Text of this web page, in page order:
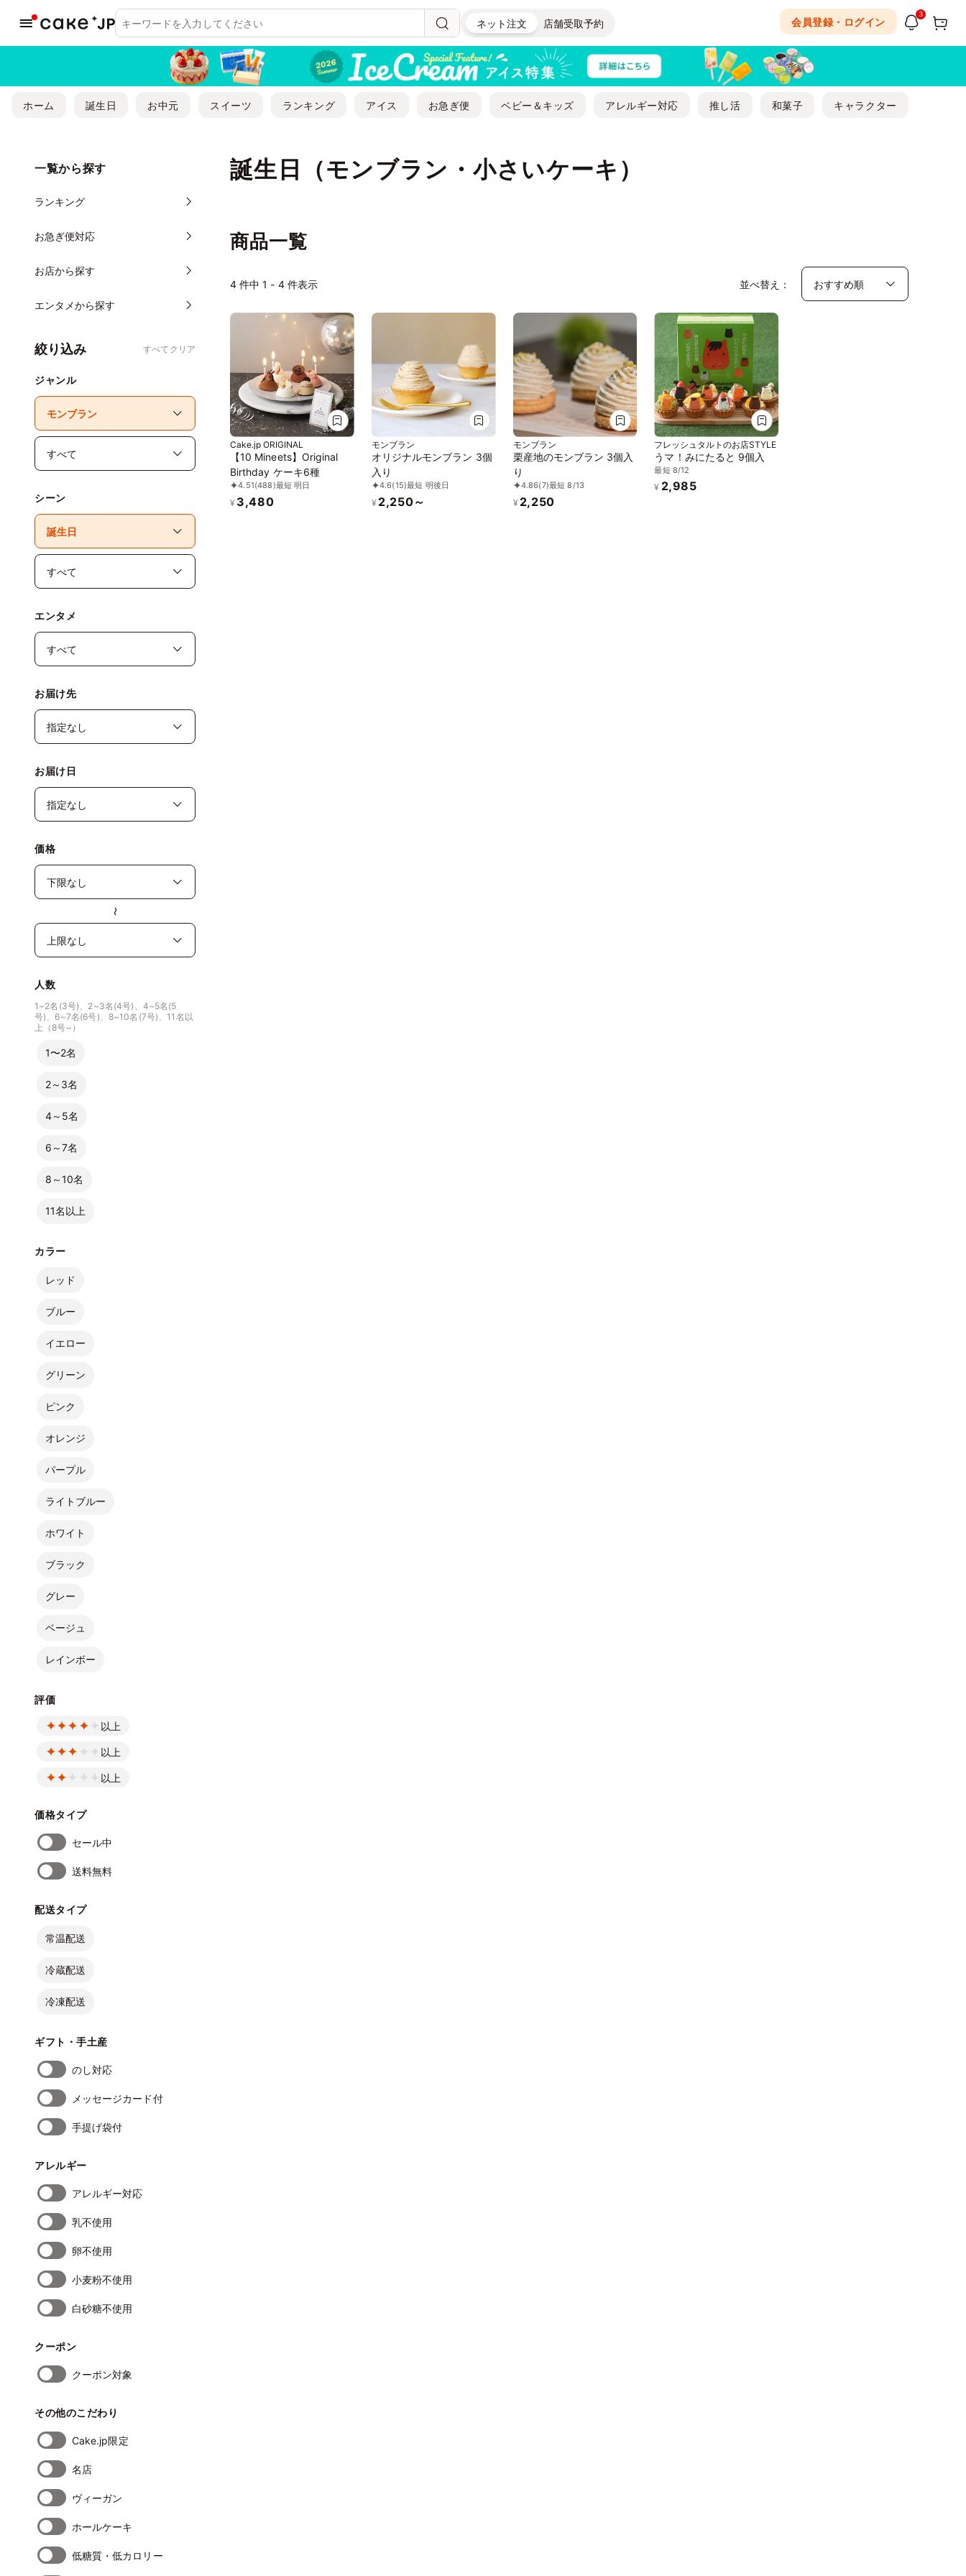
ネット注文 店舗受取予約 会員登録・ログイン
3
ホーム 誕生日 お中元 スイーツ ランキング アイス お急ぎ便 ベビー＆キッズ アレルギー対応 推し活 和菓子 キャラクター
誕生日（モンブラン・小さいケーキ）
一覧から探す
ランキング
お急ぎ便対応
お店から探す
エンタメから探す
絞り込み すべてクリア
ジャンル
シーン
エンタメ
お届け先
お届け日
価格
〜
人数
1~2名(3号)、2~3名(4号)、4~5名(5
号)、6~7名(6号)、8~10名(7号)、11名以
上（8号~）
1〜2名
2～3名
4～5名
6～7名
8～10名
11名以上
カラー
レッド
ブルー
イエロー
グリーン
ピンク
オレンジ
パープル
ライトブルー
ホワイト
ブラック
グレー
ベージュ
レインボー
評価
以上
以上
以上
価格タイプ
セール中
送料無料
配送タイプ
常温配送
冷蔵配送
冷凍配送
ギフト・手土産
のし対応
メッセージカード付
手提げ袋付
アレルギー
アレルギー対応
乳不使用
卵不使用
小麦粉不使用
白砂糖不使用
クーポン
クーポン対象
その他のこだわり
Cake.jp限定
名店
ヴィーガン
ホールケーキ
低糖質・低カロリー
商品一覧
4 件中 1 - 4 件表示 並べ替え：
Cake.jp ORIGINAL
【10 Mineets】Original
Birthday ケーキ6種
4.51(488)最短 明日
¥ 3,480
モンブラン
オリジナルモンブラン 3個
入り
4.6(15)最短 明後日
¥ 2,250～
モンブラン
栗産地のモンブラン 3個入
り
4.86(7)最短 8/13
¥ 2,250
フレッシュタルトのお店STYLE
うマ！みにたると 9個入
最短 8/12
¥ 2,985